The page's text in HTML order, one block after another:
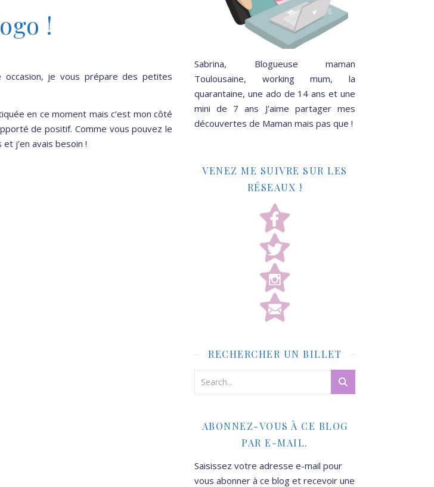
!
je vous prépare des petites
en ce moment mais c’est mon côté
de positif. Comme vous pouvez le
j’en avais besoin !
Sabrina, Blogueuse maman
Toulousaine, working mum, la
quarantaine, une ado de 14 ans et une
mini de 7 ans J'aime partager mes
découvertes de Maman mais pas que !
VENEZ ME SUIVRE SUR LES
RÉSEAUX !
RECHERCHER UN BILLET
ABONNEZ-VOUS À CE BLOG
PAR E-MAIL.
Saisissez votre adresse e-mail pour
vous abonner à ce blog et recevoir une